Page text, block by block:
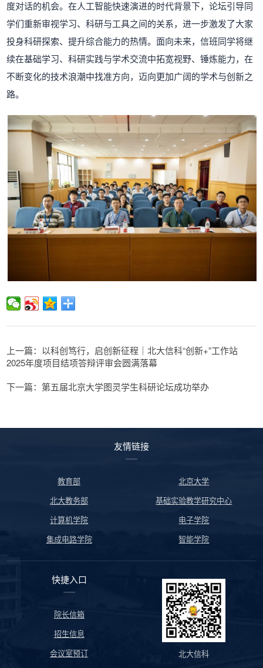
度对话的机会。在人工智能快速演进的时代背景下，论坛引导同
学们重新审视学习、科研与工具之间的关系，进一步激发了大家
投身科研探索、提升综合能力的热情。面向未来，信班同学将继
续在基础学习、科研实践与学术交流中拓宽视野、锤炼能力，在
不断变化的技术浪潮中找准方向，迈向更加广阔的学术与创新之
路。
上一篇：以科创笃行，启创新征程｜北大信科“创新+”工作站
2025年度项目结项答辩评审会圆满落幕
下一篇：第五届北京大学图灵学生科研论坛成功举办
友情链接
教育部
北京大学
北大教务部
基础实验教学研究中心
计算机学院
电子学院
集成电路学院
智能学院
北大信科
快捷入口
院长信箱
招生信息
会议室预订